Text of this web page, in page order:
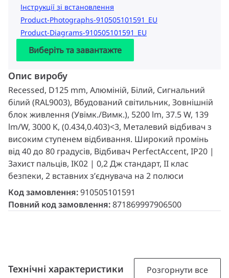
Інструкції зі встановлення
Product-Photographs-910505101591_EU
Product-Diagrams-910505101591_EU
Виберіть та завантажте
Опис виробу
Recessed, D125 mm, Алюміній, Білий, Сигнальний
білий (RAL9003), Вбудований світильник, Зовнішній
блок живлення (Увімк./Вимк.), 5200 lm, 37.5 W, 139
lm/W, 3000 K, (0.434,0.403)<3, Металевий відбивач з
високим ступенем відбивання. Широкий промінь
від 40 до 80 градусів, Відбивач PerfectAccent, IP20 |
Захист пальців, IK02 | 0,2 Дж стандарт, II клас
безпеки, 2 вставних з’єднувача на 2 полюси
Код замовлення:910505101591
Повний код замовлення:871869997906500
Технічні характеристики Розгорнути все